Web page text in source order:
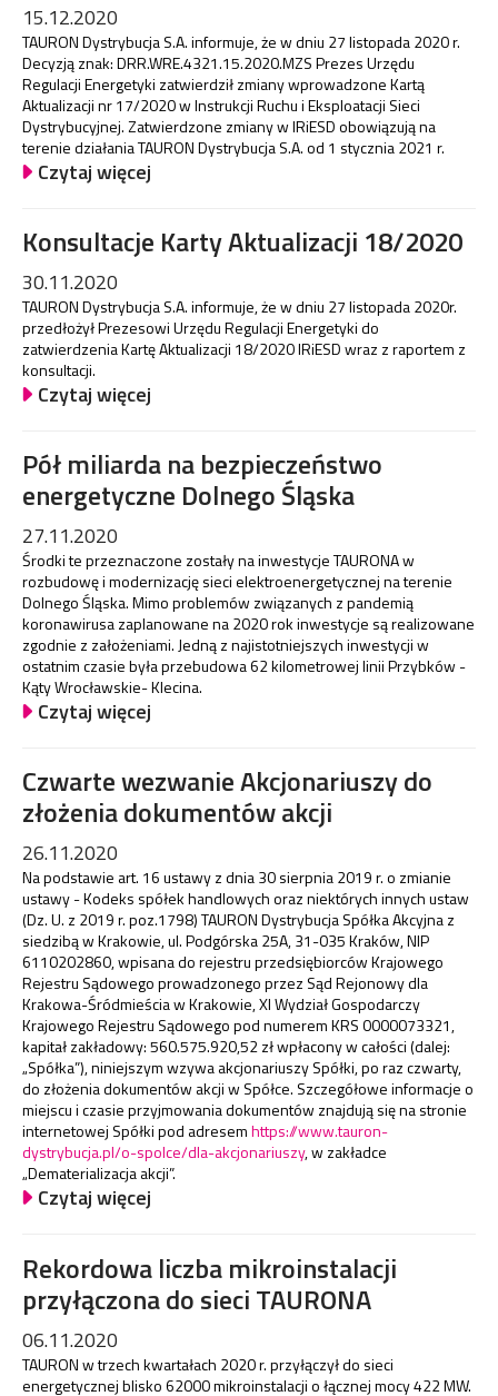
15.12.2020
TAURON Dystrybucja S.A. informuje, że w dniu 27 listopada 2020 r.
Decyzją znak: DRR.WRE.4321.15.2020.MZS Prezes Urzędu
Regulacji Energetyki zatwierdził zmiany wprowadzone Kartą
Aktualizacji nr 17/2020 w Instrukcji Ruchu i Eksploatacji Sieci
Dystrybucyjnej. Zatwierdzone zmiany w IRiESD obowiązują na
terenie działania TAURON Dystrybucja S.A. od 1 stycznia 2021 r.
Czytaj więcej
Konsultacje Karty Aktualizacji 18/2020
30.11.2020
TAURON Dystrybucja S.A. informuje, że w dniu 27 listopada 2020r.
przedłożył Prezesowi Urzędu Regulacji Energetyki do
zatwierdzenia Kartę Aktualizacji 18/2020 IRiESD wraz z raportem z
konsultacji.
Czytaj więcej
Pół miliarda na bezpieczeństwo
energetyczne Dolnego Śląska
27.11.2020
Środki te przeznaczone zostały na inwestycje TAURONA w
rozbudowę i modernizację sieci elektroenergetycznej na terenie
Dolnego Śląska. Mimo problemów związanych z pandemią
koronawirusa zaplanowane na 2020 rok inwestycje są realizowane
zgodnie z założeniami. Jedną z najistotniejszych inwestycji w
ostatnim czasie była przebudowa 62 kilometrowej linii Przybków -
Kąty Wrocławskie- Klecina.
Czytaj więcej
Czwarte wezwanie Akcjonariuszy do
złożenia dokumentów akcji
26.11.2020
Na podstawie art. 16 ustawy z dnia 30 sierpnia 2019 r. o zmianie
ustawy - Kodeks spółek handlowych oraz niektórych innych ustaw
(Dz. U. z 2019 r. poz.1798) TAURON Dystrybucja Spółka Akcyjna z
siedzibą w Krakowie, ul. Podgórska 25A, 31-035 Kraków, NIP
6110202860, wpisana do rejestru przedsiębiorców Krajowego
Rejestru Sądowego prowadzonego przez Sąd Rejonowy dla
Krakowa-Śródmieścia w Krakowie, XI Wydział Gospodarczy
Krajowego Rejestru Sądowego pod numerem KRS 0000073321,
kapitał zakładowy: 560.575.920,52 zł wpłacony w całości (dalej:
„Spółka”), niniejszym wzywa akcjonariuszy Spółki, po raz czwarty,
do złożenia dokumentów akcji w Spółce. Szczegółowe informacje o
miejscu i czasie przyjmowania dokumentów znajdują się na stronie
internetowej Spółki pod adresemhttps://www.tauron-
dystrybucja.pl/o-spolce/dla-akcjonariuszy, w zakładce
„Dematerializacja akcji”.
Czytaj więcej
Rekordowa liczba mikroinstalacji
przyłączona do sieci TAURONA
06.11.2020
TAURON w trzech kwartałach 2020 r. przyłączył do sieci
energetycznej blisko 62000 mikroinstalacji o łącznej mocy 422 MW.